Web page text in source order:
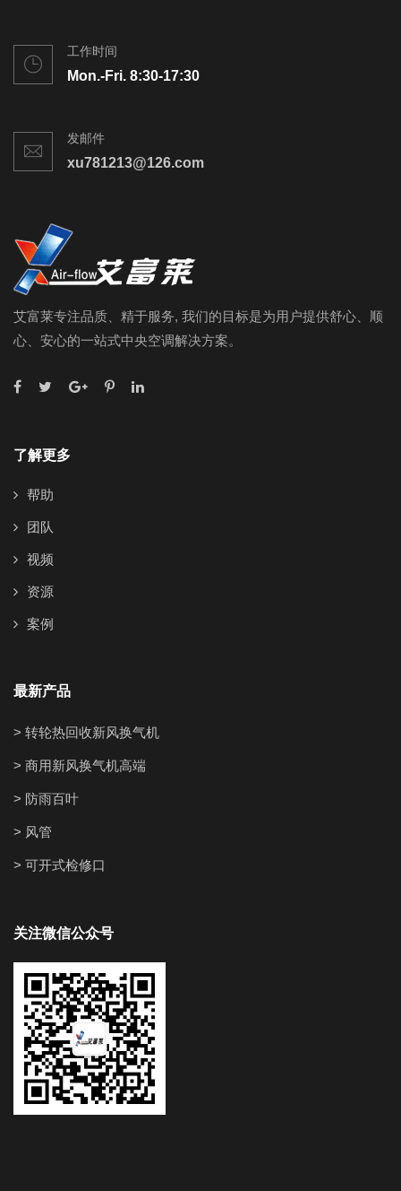
工作时间
Mon.-Fri. 8:30-17:30
发邮件
xu781213@126.com
艾富莱专注品质、精于服务, 我们的目标是为用户提供舒心、顺
心、安心的一站式中央空调解决方案。
了解更多
帮助
团队
视频
资源
案例
最新产品
> 转轮热回收新风换气机
> 商用新风换气机高端
> 防雨百叶
> 风管
> 可开式检修口
关注微信公众号